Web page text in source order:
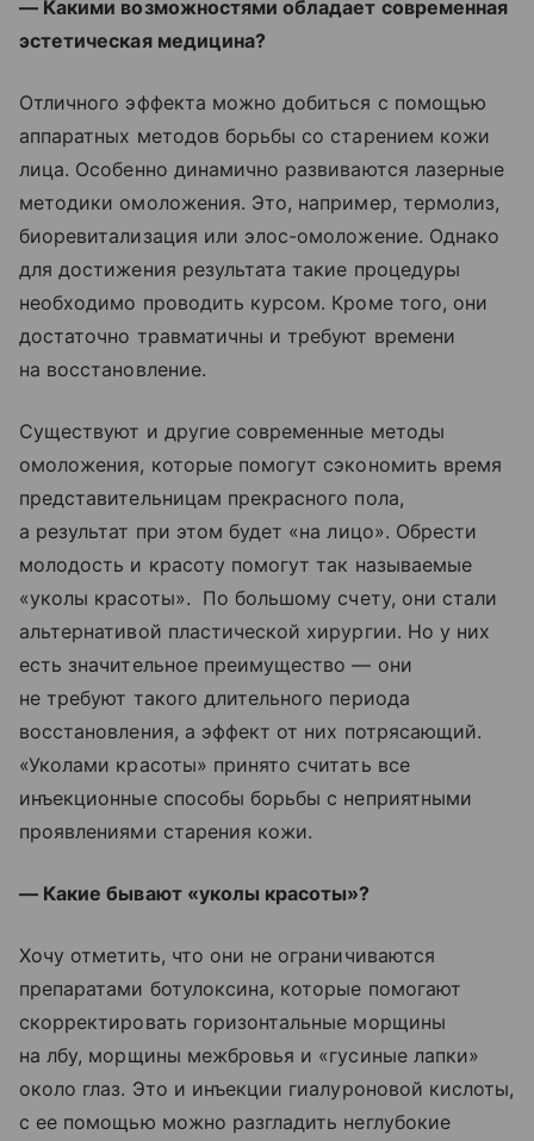
— Какими возможностями обладает современная
эстетическая медицина?
Отличного эффекта можно добиться с помощью
аппаратных методов борьбы со старением кожи
лица. Особенно динамично развиваются лазерные
методики омоложения. Это, например, термолиз,
биоревитализация или элос-омоложение. Однако
для достижения результата такие процедуры
необходимо проводить курсом. Кроме того, они
достаточно травматичны и требуют времени
на восстановление.
Существуют и другие современные методы
омоложения, которые помогут сэкономить время
представительницам прекрасного пола,
а результат при этом будет «на лицо». Обрести
молодость и красоту помогут так называемые
«уколы красоты». По большому счету, они стали
альтернативой пластической хирургии. Но у них
есть значительное преимущество — они
не требуют такого длительного периода
восстановления, а эффект от них потрясающий.
«Уколами красоты» принято считать все
инъекционные способы борьбы с неприятными
проявлениями старения кожи.
— Какие бывают «уколы красоты»?
Хочу отметить, что они не ограничиваются
препаратами ботулоксина, которые помогают
скорректировать горизонтальные морщины
на лбу, морщины межбровья и «гусиные лапки»
около глаз. Это и инъекции гиалуроновой кислоты,
с ее помощью можно разгладить неглубокие